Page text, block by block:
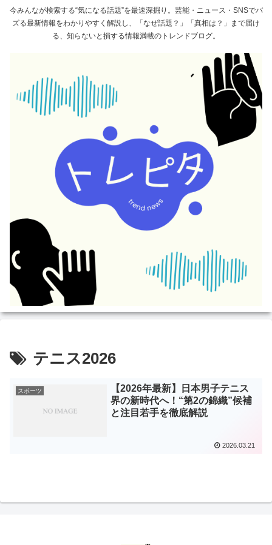
今みんなが検索する“気になる話題”を最速深掘り。芸能・ニュース・SNSでバ
ズる最新情報をわかりやすく解説し、「なぜ話題？」「真相は？」まで届け
る、知らないと損する情報満載のトレンドブログ。
テニス2026
スポーツ
【2026年最新】日本男子テニス
界の新時代へ！“第2の錦織”候補
と注目若手を徹底解説
2026.03.21